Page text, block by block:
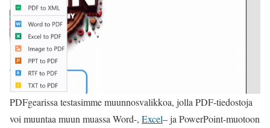
PDFgearissa testasimme muunnosvalikkoa, jolla PDF-tiedostoja
voi muuntaa muun muassa Word-, Excel– ja PowerPoint-muotoon